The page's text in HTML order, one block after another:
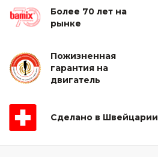
Более 70 лет на
рынке
Пожизненная
гарантия на
двигатель
Сделано в Швейцарии